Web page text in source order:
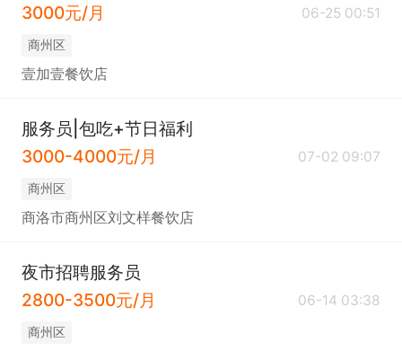
3000元/月
06-25 00:51
商州区
壹加壹餐饮店
服务员|包吃+节日福利
3000-4000元/月
07-02 09:07
商州区
商洛市商州区刘文样餐饮店
夜市招聘服务员
2800-3500元/月
06-14 03:38
商州区